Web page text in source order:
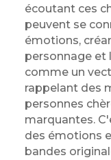
écoutant ces
peuvent se
émotions,
personnage et
comme un
rappelant des
personnes
marquantes.
des émotions
bandes